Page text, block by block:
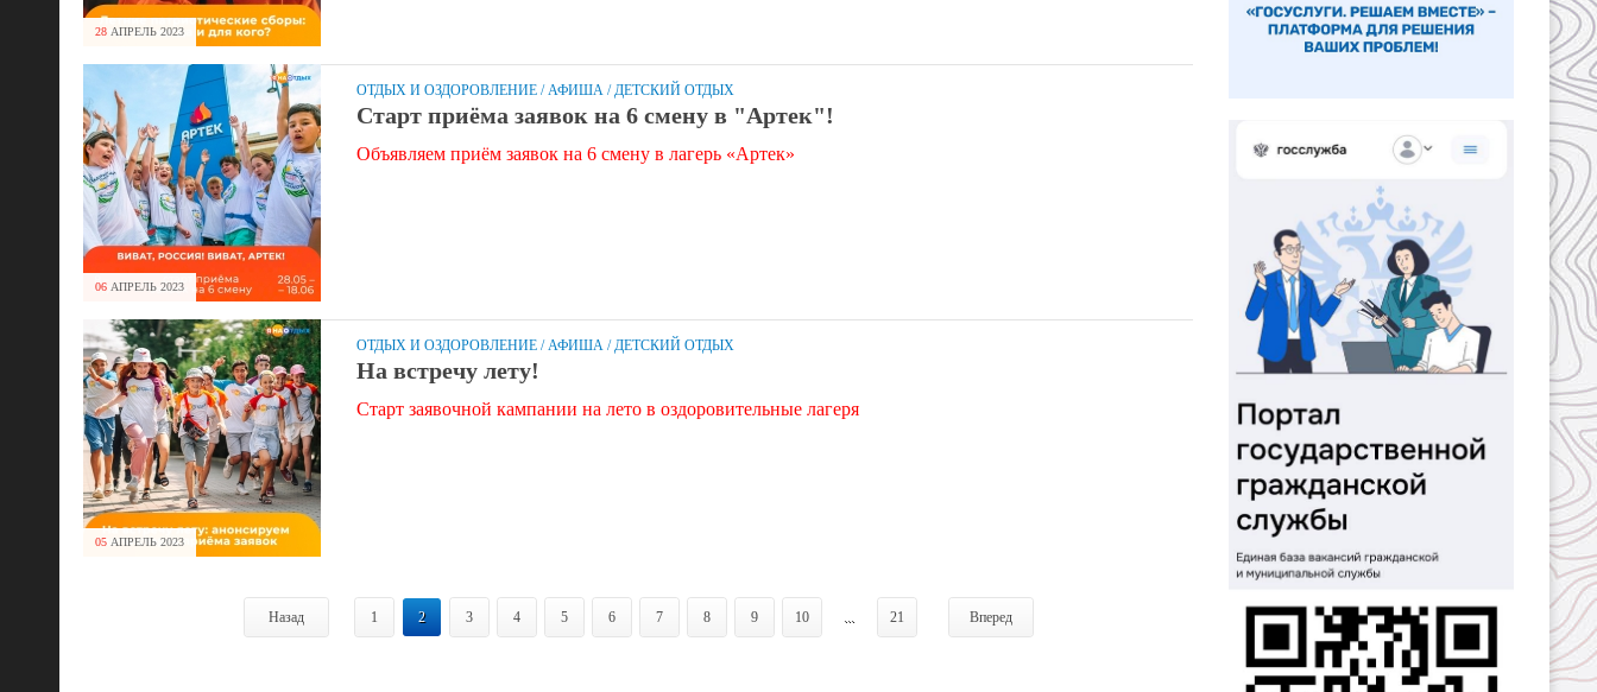
28 АПРЕЛЬ 2023
06 АПРЕЛЬ 2023
ОТДЫХ И ОЗДОРОВЛЕНИЕ /АФИША /ДЕТСКИЙ ОТДЫХ
Старт приёма заявок на 6 смену в "Артек"!
Объявляем приём заявок на 6 смену в лагерь «Артек»
05 АПРЕЛЬ 2023
ОТДЫХ И ОЗДОРОВЛЕНИЕ /АФИША /ДЕТСКИЙ ОТДЫХ
На встречу лету!
Старт заявочной кампании на лето в оздоровительные лагеря
Назад 1 2 3 4 5 6 7 8 9 10 ... 21 Вперед